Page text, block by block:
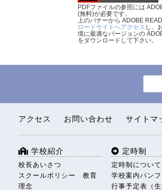
PDFファイルの参照には
(無料)が必要です。
上のバナーから ADOBE
ロードサイトへアクセス し、
境に最適なバージョンの
をダウンロードして下さい。
アクセス お問い合わせ サイトマ
学校紹介
校長あいさつ
スクールポリシー 教育
理念
定時制
定時制について
学校案内パンフ
行事予定表（生